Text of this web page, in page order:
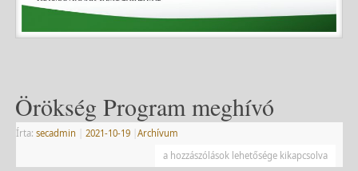
Örökség Program meghívó
Írta: secadmin 2021-10-19
Archívum
a hozzászólások lehetősége kikapcsolva